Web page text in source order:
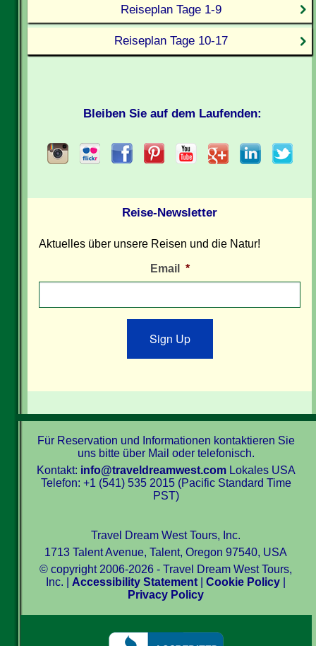
Reiseplan Tage 1-9
Reiseplan Tage 10-17
Bleiben Sie auf dem Laufenden:
Reise-Newsletter
Aktuelles über unsere Reisen und die Natur!
Email *
Sign Up
Für Reservation und Informationen kontaktieren Sie
uns bitte über Mail oder telefonisch.
Kontakt: info@traveldreamwest.comLokales USA
Telefon: +1 (541) 535 2015 (Pacific Standard Time
PST)
Travel Dream West Tours, Inc.
1713 Talent Avenue, Talent, Oregon 97540, USA
© copyright 2006-2026 - Travel Dream West Tours,
Inc. | Accessibility Statement |Cookie Policy
Privacy Policy